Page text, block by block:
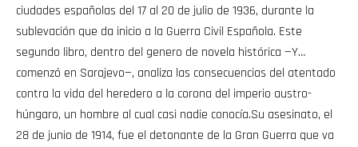
ciudades españolas del 17 al 20 de julio de 1936, durante la
sublevación que da inicio a la Guerra Civil Española. Este
segundo libro, dentro del genero de novela histórica —Y…
comenzó en Sarajevo—, analiza las consecuencias del atentado
contra la vida del heredero a la corona del imperio austro-
húngaro, un hombre al cual casi nadie conocía.Su asesinato, el
28 de junio de 1914, fue el detonante de la Gran Guerra que va